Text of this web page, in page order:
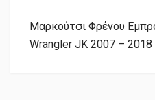
Μαρκούτσι Φρένου
Wrangler JK 2007 – 2018